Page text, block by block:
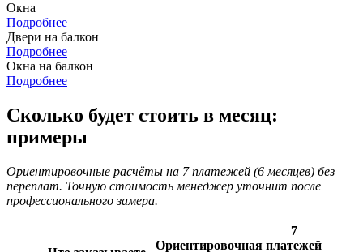
Окна
Подробнее
Двери на балкон
Подробнее
Окна на балкон
Подробнее
Сколько будет стоить в месяц:
примеры
Ориентировочные расчёты на 7 платежей (6 месяцев) без
переплат. Точную стоимость менеджер уточнит после
профессионального замера.
Ориентировочная
7
платежей